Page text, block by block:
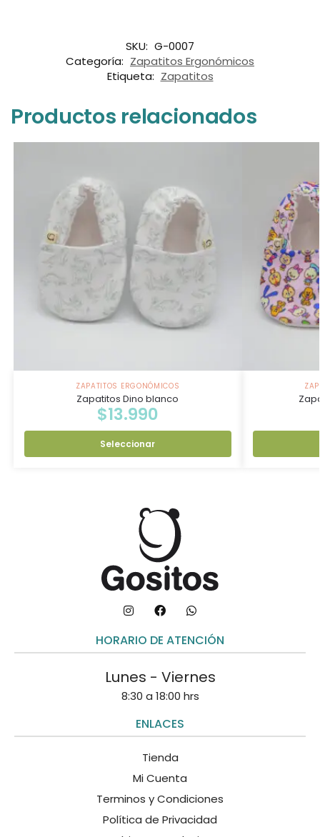
SKU: G-0007
Categoría: Zapatitos Ergonómicos
Etiqueta: Zapatitos
Productos relacionados
ZAPATITOS ERGONÓMICOS
Zapatitos Dino blanco
$13.990
Seleccionar
HORARIO DE ATENCIÓN
Lunes - Viernes
8:30 a 18:00 hrs
ENLACES
Tienda
Mi Cuenta
Terminos y Condiciones
Política de Privacidad